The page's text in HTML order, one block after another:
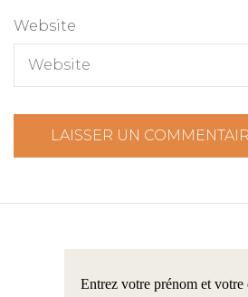
Website
Entrez votre prénom et votre